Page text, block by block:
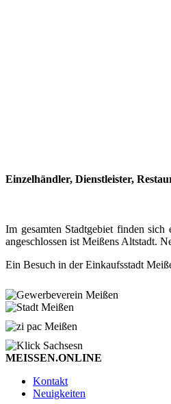
Einzelhändler, Dienstleister,
Im gesamten Stadtgebiet finden
angeschlossen ist Meißens Altstadt.
Ein Besuch in der Einkaufsstadt
MEISSEN.ONLINE
Kontakt
Neuigkeiten